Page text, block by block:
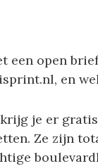
een open
en
je er
Ze zijn